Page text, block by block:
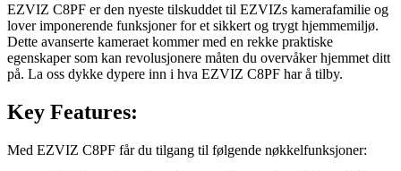
EZVIZ C8PF er den nyeste tilskuddet til EZVIZs kamerafamilie og
lover imponerende funksjoner for et sikkert og trygt hjemmemiljø.
Dette avanserte kameraet kommer med en rekke praktiske
egenskaper som kan revolusjonere måten du overvåker hjemmet ditt
på. La oss dykke dypere inn i hva EZVIZ C8PF har å tilby.
Key Features:
Med EZVIZ C8PF får du tilgang til følgende nøkkelfunksjoner: